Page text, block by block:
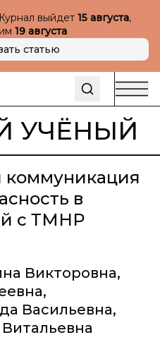
выйдет 15 августа,
19 августа
статью
УЧЁНЫЙ
коммуникация
в
с ТМНР
Викторовна,
,
Васильевна,